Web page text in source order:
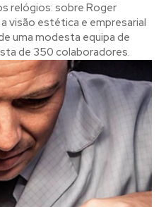
relógios: sobre Roger
visão estética e empresarial
uma modesta equipa de
de 350 colaboradores.